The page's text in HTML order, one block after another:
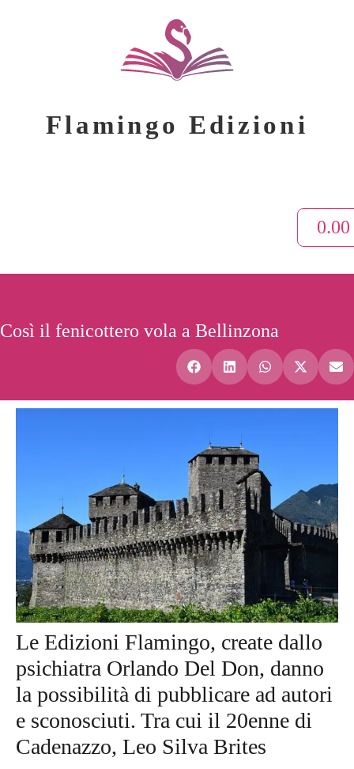
Flamingo Edizioni
0.00
Così il fenicottero vola a Bellinzona
Le Edizioni Flamingo, create dallo
psichiatra Orlando Del Don, danno
la possibilità di pubblicare ad autori
e sconosciuti. Tra cui il 20enne di
Cadenazzo, Leo Silva Brites